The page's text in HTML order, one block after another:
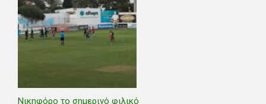
Νικηφόρο το σημερινό φιλικό